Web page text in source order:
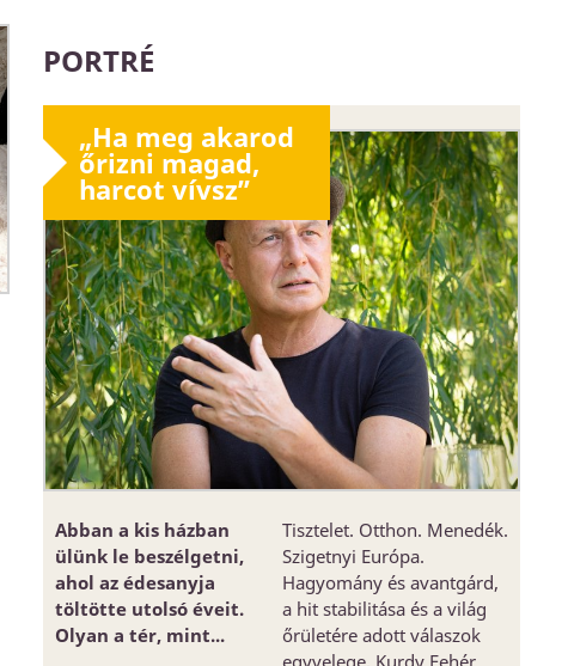
PORTRÉ
„Ha meg akarod
őrizni magad,
harcot vívsz”
Abban a kis házban
ülünk le beszélgetni,
ahol az édesanyja
töltötte utolsó éveit.
Olyan a tér, mint...
Tisztelet. Otthon. Menedék.
Szigetnyi Európa.
Hagyomány és avantgárd,
a hit stabilitása és a világ
őrületére adott válaszok